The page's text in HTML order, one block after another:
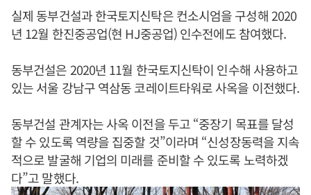
실제 동부건설과 한국토지신탁은 컨소시엄을 구성해 2020
년 12월 한진중공업(현 HJ중공업) 인수전에도 참여했다.
동부건설은 2020년 11월 한국토지신탁이 인수해 사용하고
있는 서울 강남구 역삼동 코레이트타워로 사옥을 이전했다.
동부건설 관계자는 사옥 이전을 두고 “중장기 목표를 달성
할 수 있도록 역량을 집중할 것”이라며 “신성장동력을 지속
적으로 발굴해 기업의 미래를 준비할 수 있도록 노력하겠
다”고 말했다.